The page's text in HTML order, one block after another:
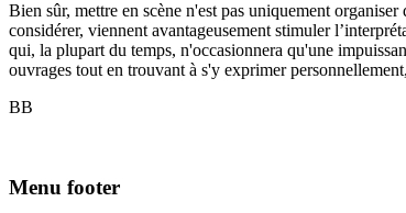
Bien sûr, mettre en scène n'est pas uniquement
considérer, viennent avantageusement stimuler
qui, la plupart du temps, n'occasionnera qu'une
ouvrages tout en trouvant à s'y exprimer
BB
Menu footer